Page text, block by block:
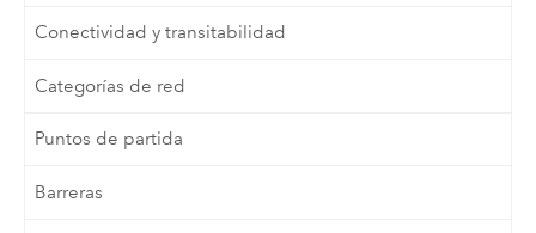
Conectividad y transitabilidad
Categorías de red
Puntos de partida
Barreras